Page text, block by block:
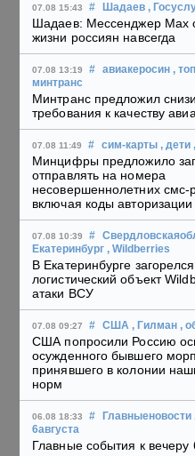
07.08 15:43 # Шадаев ,
Шадаев: Мессенджер Max
жизни россиян навсегда
07.08 13:19 # авиакеросин ,
минтранс
Минтранс предложил
требования к качеству
07.08 11:49 # сим-карты , дети
Минцифры предложило
отправлять на номера
несовершеннолетних смс-
включая коды авторизации
07.08 10:39 #
Екатеринбург , Wildberries
В Екатеринбурге загорелся
логистический объект
атаки ВСУ
07.08 09:27 # США , Гилман ,
США попросили Россию
осужденного бывшего
принявшего в колонии
норм
06.08 18:33 # Главныеновости
6августа
Главные события к вечеру